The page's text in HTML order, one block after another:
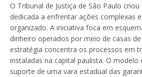
O Tribunal de Justiça de São Paulo
dedicada a enfrentar ações complexas
organizado. A iniciativa foca em
dinheiro operados por meio de casas
estratégia concentra os processos em
instaladas na capital paulista. O
suporte de uma vara estadual das